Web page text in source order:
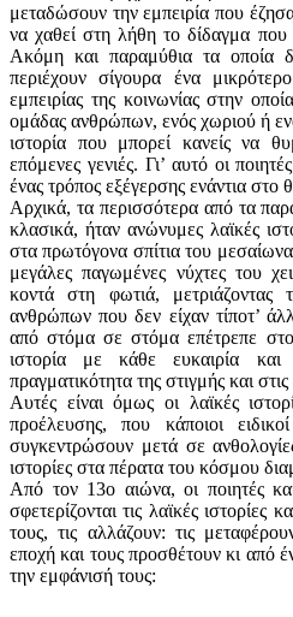
μεταδώσουν την εμπειρία που
να χαθεί στη λήθη το δίδαγμα που
Ακόμη και παραμύθια τα οποία
περιέχουν σίγουρα ένα
εμπειρίας της κοινωνίας στην
ομάδας ανθρώπων, ενός χωριού ή
ιστορία που μπορεί κανείς να
επόμενες γενιές. Γι’ αυτό οι
ένας τρόπος εξέγερσης ενάντια στο
Αρχικά, τα περισσότερα από τα
κλασικά, ήταν ανώνυμες λαϊκές
στα πρωτόγονα σπίτια του
μεγάλες παγωμένες νύχτες του
κοντά στη φωτιά,
ανθρώπων που δεν είχαν τίποτ’
από στόμα σε στόμα επέτρεπε
ιστορία με κάθε ευκαιρία
πραγματικότητα της στιγμής και
Αυτές είναι όμως οι λαϊκές
προέλευσης, που κάποιοι
συγκεντρώσουν μετά σε
ιστορίες στα πέρατα του κόσμου
Από τον 13ο αιώνα, οι ποιητές
σφετερίζονται τις λαϊκές ιστορίες
τους, τις αλλάζουν: τις
εποχή και τους προσθέτουν κι από
την εμφάνισή τους: